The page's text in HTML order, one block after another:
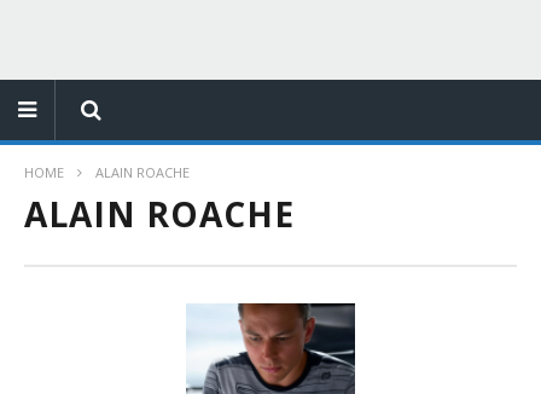
HOME ALAIN ROACHE
ALAIN ROACHE